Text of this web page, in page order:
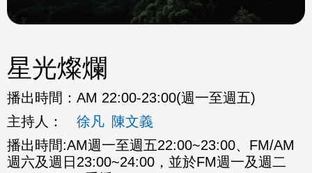
星光燦爛
播出時間： AM 22:00-23:00(週一至週五)
主持人：
徐凡 陳文義
播出時間:AM週一至週五22:00~23:00、FM/AM
週六及週日23:00~24:00，並於FM週一及週二